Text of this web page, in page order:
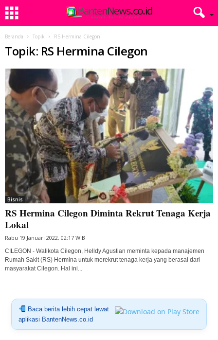
Beranda Topik RS Hermina Cilegon
Topik: RS Hermina Cilegon
Bisnis
RS Hermina Cilegon Diminta Rekrut Tenaga Kerja
Lokal
Rabu 19 Januari 2022, 02:17 WIB
CILEGON - Walikota Cilegon, Helldy Agustian meminta kepada manajemen
Rumah Sakit (RS) Hermina untuk merekrut tenaga kerja yang berasal dari
masyarakat Cilegon. Hal ini...
Baca berita lebih cepat lewat
aplikasi BantenNews.co.id